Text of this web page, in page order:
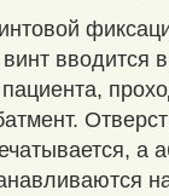
вводится
а